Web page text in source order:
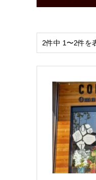
2件中 1〜2件を